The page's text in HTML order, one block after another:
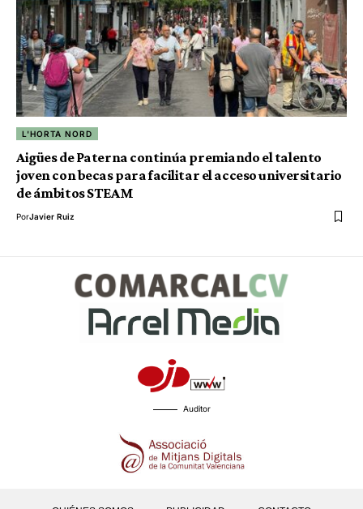
L'HORTA NORD
Aigües de Paterna continúa premiando el talento
joven con becas para facilitar el acceso universitario
de ámbitos STEAM
PorJavier Ruiz
Auditor